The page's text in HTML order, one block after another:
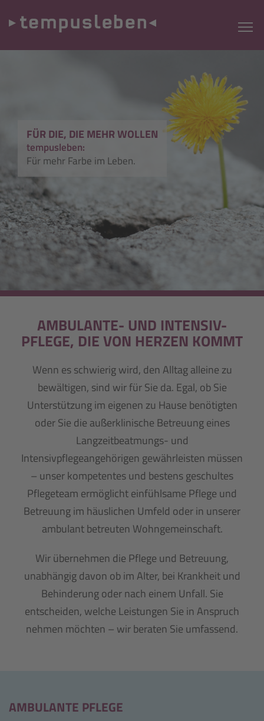
FÜR DIE, DIE MEHR WOLLEN
tempusleben:
Für mehr Farbe im Leben.
AMBULANTE- UND INTENSIV-
PFLEGE, DIE VON HERZEN KOMMT
Wenn es schwierig wird, den Alltag alleine zu
bewältigen, sind wir für Sie da. Egal, ob Sie
Unterstützung im eigenen zu Hause benötigten
oder Sie die außerklinische Betreuung eines
Langzeitbeatmungs- und
Intensivpflegeangehörigen gewährleisten müssen
– unser kompetentes und bestens geschultes
Pflegeteam ermöglicht einfühlsame Pflege und
Betreuung im häuslichen Umfeld oder in unserer
ambulant betreuten Wohngemeinschaft.
Wir übernehmen die Pflege und Betreuung,
unabhängig davon ob im Alter, bei Krankheit und
Behinderung oder nach einem Unfall. Sie
entscheiden, welche Leistungen Sie in Anspruch
nehmen möchten – wir beraten Sie umfassend.
AMBULANTE PFLEGE